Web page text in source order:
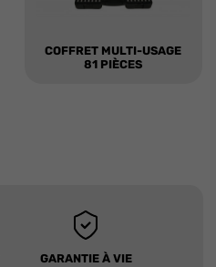
COFFRET MULTI-USAGE
81 PIÈCES
GARANTIE À VIE